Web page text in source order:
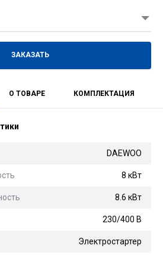
ЗАКАЗАТЬ
О ТОВАРЕ КОМПЛЕКТАЦИЯ
DAEWOO
8 кВт
8.6 кВт
230/400 В
Электростартер